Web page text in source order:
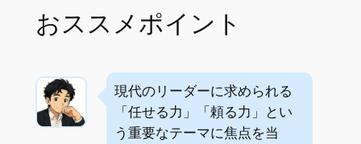
おススメポイント
現代のリーダーに求められる
「任せる力」「頼る力」とい
う重要なテーマに焦点を当